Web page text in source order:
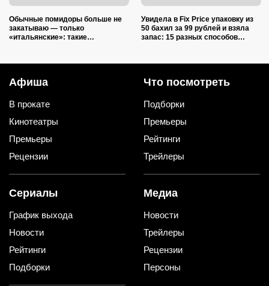
Обычные помидоры больше не
закатываю — только
«итальянские»: такие
Увидела в Fix Price упаковку из
50 бахил за 99 рублей и взяла
запас: 15 разных способов
Афиша
В прокате
Кинотеатры
Премьеры
Рецензии
Что посмотреть
Подборки
Премьеры
Рейтинги
Трейлеры
Сериалы
График выхода
Новости
Рейтинги
Подборки
Медиа
Новости
Трейлеры
Рецензии
Персоны